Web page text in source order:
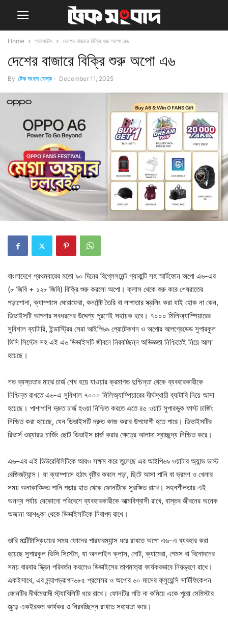
Home গ্যাজেটস দেশের বাজারে বিক্রি শুরু অপো এ৬
দেশের বাজারে বিক্রি শুরু অপো এ৬
By টেক সংবাদ ডেস্ক - December 11, 2025
বাংলাদেশে প্রথমবারের মতো ৯০ দিনের রিপ্লেসমেন্ট গ্যারান্টি সহ স্মার্টফোন অপো এ৬-এর
(৮ জিবি + ১২৮ জিবি) বিক্রি শুরু করলো অপো। ক্লাস থেকে শুরু করে শেষরাতের
পড়াশোনা, ক্যাম্পাসে ঘোরাফেরা, কনটেন্ট তৈরি বা লাগাতার স্ক্রলিং করা যাই হোক না কেন,
ডিভাইসটি আপনার সবধরনের উদ্দেশ্য পূরণেই সহায়ক হবে। ৭০০০ মিলিঅ্যাম্পিয়ারের
সুবিশাল ব্যাটারি, ইন্ডাস্ট্রির সেরা আইপি৬৯ প্রোটেকশন ও অপোর আপগ্রেডেড সুপারকুল
ভিসি সিস্টেম সহ এই এ৬ ডিভাইসটি জীবনে নিরবচ্ছিন্ন অভিজ্ঞতা নিশ্চিতেই নিয়ে আসা
হয়েছে।
শত ব্যস্ততার মাঝে চার্জ শেষ হয়ে যাওয়ার ক্রমাগত দুশ্চিন্তা থেকে ব্যবহারকারীকে
নিশ্চিন্ত রাখতে এ৬-এ সুবিশাল ৭০০০ মিলিঅ্যাম্পিয়ারের দীর্ঘস্থায়ী ব্যাটারি নিয়ে আসা
হয়েছে। পাশাপাশি দ্রুত চার্জ হওয়া নিশ্চিত করতে এতে ৪৫ ওয়াট সুপারভুক ফাস্ট চার্জিং
নিশ্চিত করা হয়েছে, যেন ডিভাইসটি দ্রুত কাজ করার উপযোগী হতে পারে। ডিভাইসটির
রিভার্স ওয়্যারড চার্জিং ছোট ডিভাইস চার্জ করার ক্ষেত্রে আলাদা স্বাচ্ছন্দ্য নিশ্চিত করে।
এ৬-এর এই ডিউরেবিলিটিকে আরও সক্ষম করে তুলেছে এর আইপি৬৯ ওয়াটার অ্যান্ড ডাস্ট
রেজিজট্যান্স। যা ক্যাম্পাসে হঠাৎ বৃষ্টির কবলে পড়া, ছিটে আসা পানি বা ভ্রমণ ও খেলার
সময় অনাকাঙ্ক্ষিত পানি পড়ার হাত থেকে ফোনটিকে সুরক্ষিত রাখে। সহনশীলতার এই
অনন্য পর্যায় যেকোনো পরিবেশে ব্যবহারকারীকে আত্মবিশ্বাসী রাখে, বাস্তব জীবনের অনেক
অজানা আশঙ্কা থেকে ডিভাইসটিকে নিরাপদ রাখে।
ভারি মাল্টিটাস্কিংয়ের সময় ফোনের পারফরম্যান্স ধরে রাখতে অপো এ৬-এ ব্যবহার করা
হয়েছে সুপারকুল ভিসি সিস্টেম, যা অনলাইন ক্লাস, নোট, ক্যামেরা, গেমস বা বিনোদনের
সময় বারবার স্ক্রিন পরিবর্তন করলেও ডিভাইসের তাপমাত্রা কার্যকরভাবে নিয়ন্ত্রণে রাখে।
একইসাথে, এর স্ন্যাপড্রাগন৬৮৫ প্রসেসর ও অপোর ৬০ মাসের ফ্লুয়েন্সি সার্টিফিকেশন
ফোনটির দীর্ঘমেয়াদী স্ট্যাবিলিটি ধরে রাখে। ফোনটির গতি না কমিয়ে একে পুরো সেমিস্টার
জুড়ে একইরকম কার্যকর ও নিরবচ্ছিন্ন রাখতে সহায়তা করে।